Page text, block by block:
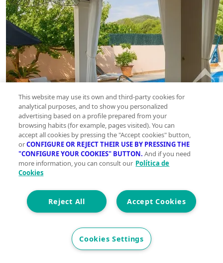
This website may use its own and third-party cookies for
analytical purposes, and to show you personalized
advertising based on a profile prepared from your
browsing habits (for example, pages visited). You can
accept all cookies by pressing the "Accept cookies" button,
orCONFIGURE OR REJECT THEIR USE BY PRESSING THE
"CONFIGURE YOUR COOKIES" BUTTON. And if you need
more information, you can consult our Política de
Cookies
Accept Cookies
Reject All
Cookies Settings